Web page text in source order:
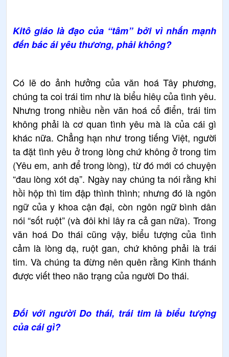
Kitô giáo là đạo của “tâm” bởi vì nhấn mạnh
đến bác ái yêu thương, phải không?
Có lẽ do ảnh hưởng của văn hoá Tây phương,
chúng ta coi trái tim như là biểu hiêụ của tình yêu.
Nhưng trong nhiều nền văn hoá cổ điển, trái tim
không phải là cơ quan tình yêu mà là của cái gì
khác nữa. Chẳng hạn như trong tiếng Việt, người
ta đặt tình yêu ở trong lòng chứ không ở trong tim
(Yêu em, anh để trong lòng), từ đó mới có chuyện
“đau lòng xót dạ”. Ngày nay chúng ta nói rằng khi
hồi hộp thì tim đập thình thình; nhưng đó là ngôn
ngữ của y khoa cận đại, còn ngôn ngữ bình dân
nói “sốt ruột” (và đôi khi lây ra cả gan nữa). Trong
văn hoá Do thái cũng vậy, biểu tượng của tình
cảm là lòng dạ, ruột gan, chứ không phải là trái
tim. Và chúng ta đừng nên quên rằng Kinh thánh
được viết theo não trạng của người Do thái.
Đối với người Do thái, trái tim là biểu tượng
của cái gì?